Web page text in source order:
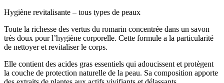
Hygiène revitalisante – tous types de peaux
Toute la richesse des vertus du romarin concentrée dans un savon
très doux pour l’hygiène corporelle. Cette formule a la particularité
de nettoyer et revitaliser le corps.
Elle contient des acides gras essentiels qui adoucissent et protègent
la couche de protection naturelle de la peau. Sa composition apporte